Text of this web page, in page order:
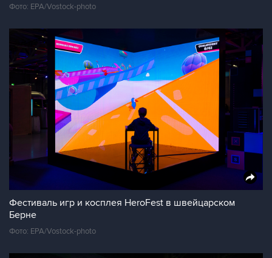
Фото: EPA/Vostock-photo
Фестиваль игр и косплея HeroFest в швейцарском
Берне
Фото: EPA/Vostock-photo